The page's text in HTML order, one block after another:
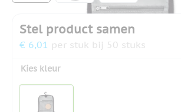
Stel product samen
€ 6,01 per stuk bij 50 stuks
Kies kleur